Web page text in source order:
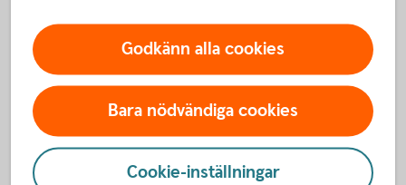
Boköparskola
Flytta ditt bolån närmare det liv du lever
Godkänn alla cookies
Bara nödvändiga cookies
Cookie-inställningar